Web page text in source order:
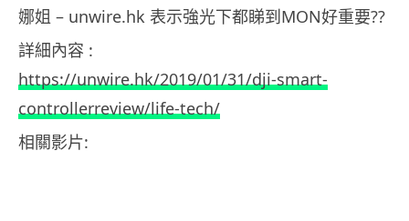
娜姐 – unwire.hk 表示強光下都睇到MON好重要??
詳細內容 :
https://unwire.hk/2019/01/31/dji-smart-
controllerreview/life-tech/
相關影片: